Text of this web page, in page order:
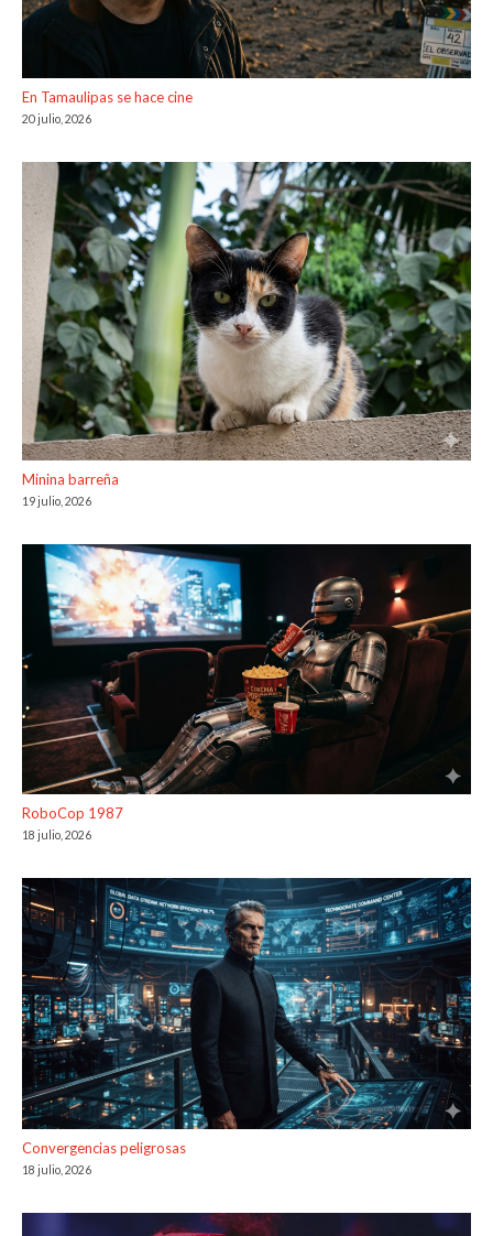
En Tamaulipas se hace cine
20 julio, 2026
Minina barreña
19 julio, 2026
RoboCop 1987
18 julio, 2026
Convergencias peligrosas
18 julio, 2026